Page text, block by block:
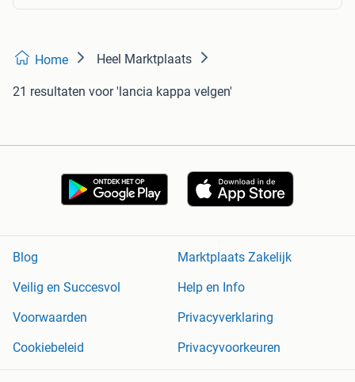
Home Heel Marktplaats
21 resultaten voor 'lancia kappa velgen'
Blog
Marktplaats Zakelijk
Veilig en Succesvol
Help en Info
Voorwaarden
Privacyverklaring
Cookiebeleid
Privacyvoorkeuren